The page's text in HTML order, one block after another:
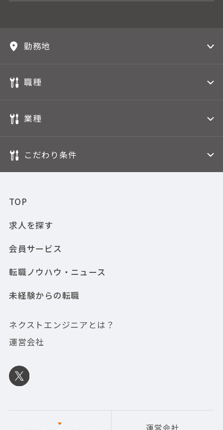
勤務地
職種
業種
こだわり条件
TOP
求人を探す
会員サービス
転職ノウハウ・ニュース
未経験からの転職
ネクストエンジニアとは？
運営会社
運営会社